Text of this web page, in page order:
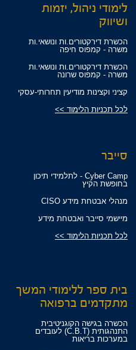
לימודי ניהול, יזמות
ושיווק
הכשרת דירקטורים.ות ונושאי.ות
משרה - קמפוס חיפה
הכשרת דירקטורים.ות ונושאי.ות
משרה - קמפוס שרונה
קציני וקצינות מודיעין תחרותי-עסקי
לכל תכניות הלימוד >>
סייבר
Cyber Camp - לתלמידי תיכון
בחופשת הקיץ
מנהלי אבטחת מידע CISO
מיישמי סייבר ואבטחת מידע
לכל תכניות הלימוד >>
בית ספר ללימודי המשך
מתקדמים ברפואה
הכשרה בגישה הקוגניטיבית
התנהגותית (C.B.T) לעובדים
במערכות בריאות